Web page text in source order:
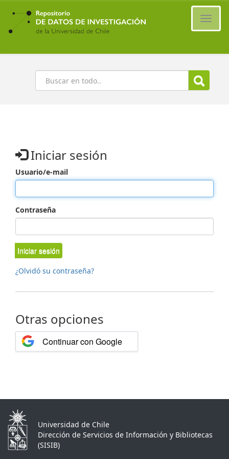
Ir
contenido
principal
Buscar
Iniciar sesión
Usuario/e-mail
Contraseña
Iniciar sesión
¿Olvidó su contraseña?
Otras opciones
Continuar con Google
Universidad de Chile
Dirección de Servicios de Información y Bibliotecas
(SISIB)